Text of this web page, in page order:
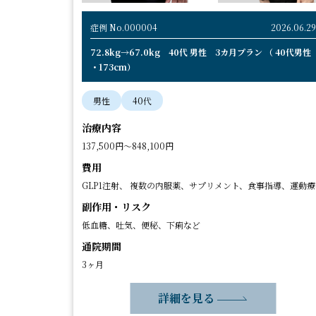
症例 No.000004 2026.06.29
72.8kg→67.0kg 40代 男性 3カ月プラン （ 40代男性
・173cm）
男性 40代
治療内容
137,500円～848,100円
費用
GLP1注射、 複数の内服薬、サプリメント、食事指導、運動
副作用・リスク
低血糖、吐気、便秘、下痢など
通院期間
3ヶ月
詳細を見る